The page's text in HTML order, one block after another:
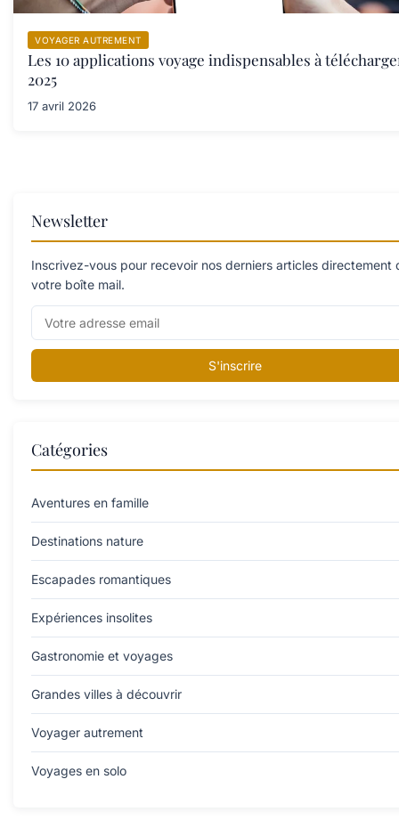
VOYAGER AUTREMENT
Les 10 applications voyage indispensables à
2025
17 avril 2026
Newsletter
Inscrivez-vous pour recevoir nos derniers articles directement
votre boîte mail.
S'inscrire
Catégories
Aventures en famille
Destinations nature
Escapades romantiques
Expériences insolites
Gastronomie et voyages
Grandes villes à découvrir
Voyager autrement
Voyages en solo